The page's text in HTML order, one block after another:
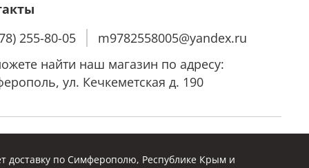
255-80-05
m9782558005@yandex.ru
найти наш магазин по адресу:
ул. Кечкеметская д. 190
доставку по Симферополю, Республике Крым и